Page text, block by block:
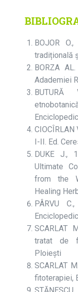
BOJOR
tradițională
BORZA
Adademiei
CIOCÎRLAN
I-II. Ed.
DUKE J.,
Ultimate
from the
Healing
PÂRVU
SCARLAT
tratat de
Ploiești
SCARLAT
fitoterapiei,